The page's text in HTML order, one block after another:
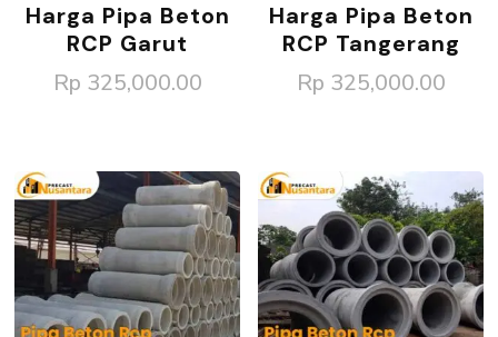
Harga Pipa Beton
RCP Garut
Rp 325,000.00
Harga Pipa Beton
RCP Tangerang
Rp 325,000.00